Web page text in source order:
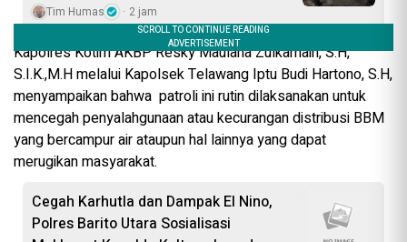
Tim Humas 2 jam
Kapolres Kotim AKBP Resky Maulana Zulkarnain, S.H,
S.I.K.,M.H melalui Kapolsek Telawang Iptu Budi Hartono, S.H,
menyampaikan bahwa patroli ini rutin dilaksanakan untuk
mencegah penyalahgunaan atau kecurangan distribusi BBM
yang bercampur air ataupun hal lainnya yang dapat
merugikan masyarakat.
Cegah Karhutla dan Dampak El Nino,
Polres Barito Utara Sosialisasi